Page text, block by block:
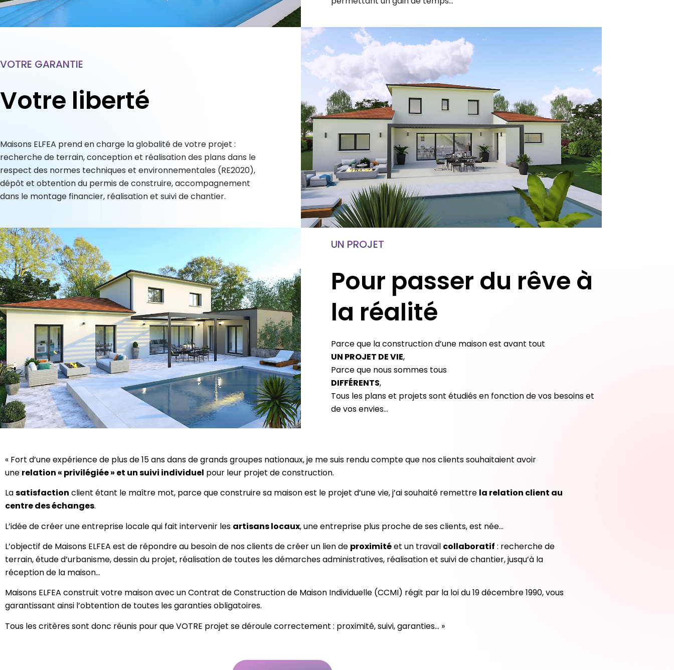
VOTRE GARANTIE
Votre liberté
recherche de terrain, conception et réalisation des plans dans le
respect des normes techniques et environnementales (RE2020),
dépôt et obtention du permis de construire, accompagnement
dans le montage financier, réalisation et suivi de chantier.
UN PROJET
Pour passer du rêve à
la réalité
Parce que la construction d’une maison est avant tout
UN PROJET DE VIE,
Parce que nous sommes tous
DIFFÉRENTS,
Tous les plans et projets sont étudiés en fonction de vos besoins et
de vos envies…
« Fort d’une expérience de plus de 15 ans dans de grands groupes nationaux, je me suis rendu compte que nos clients souhaitaient avoir
une relation « privilégiée » et un suivi individuel pour leur projet de construction.
Lasatisfaction client étant le maître mot, parce que construire sa maison est le projet d’une vie, j’ai souhaité remettre la relation client au
centre des échanges.
L’idée de créer une entreprise locale qui fait intervenir les artisans locaux, une entreprise plus proche de ses clients, est née…
L’objectif de Maisons ELFEA est de répondre au besoin de nos clients de créer un lien de proximitéet un travail collaboratif : recherche de
terrain, étude d’urbanisme, dessin du projet, réalisation de toutes les démarches administratives, réalisation et suivi de chantier, jusqu’à la
réception de la maison…
Maisons ELFEA construit votre maison avec un Contrat de Construction de Maison Individuelle (CCMI) régit par la loi du 19 décembre 1990, vous
garantissant ainsi l’obtention de toutes les garanties obligatoires.
Tous les critères sont donc réunis pour que VOTRE projet se déroule correctement : proximité, suivi, garanties… »
Contact